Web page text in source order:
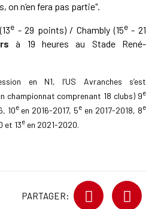
on n’en fera pas partie".
e- 29 points) / Chambly (15e- 21
à 19 heures au Stade René-
en N1, l’US Avranches s’est
championnat comprenant 18 clubs) 9e
10een 2016-2017, 5e en 2017-2018, 8e
et 13e en 2021-2020.
PARTAGER: